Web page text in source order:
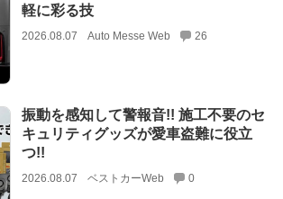
軽に彩る技
2026.08.07 Auto Messe Web 26
振動を感知して警報音!! 施工不要のセ
キュリティグッズが愛車盗難に役立
つ!!
2026.08.07 ベストカーWeb 0